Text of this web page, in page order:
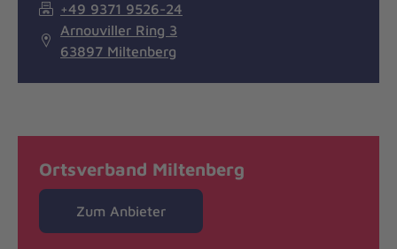
+49 9371 9526-24
Arnouviller Ring 3
63897 Miltenberg
Ortsverband Miltenberg
Zum Anbieter